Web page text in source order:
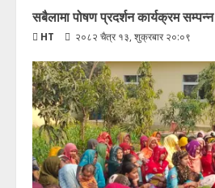
सबैलामा पोषण प्रदर्शन कार्यक्रम सम्पन्न
HT २०८२ चैत्र १३, शुक्रबार २०:०९